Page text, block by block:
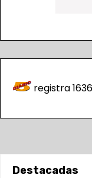
registra
Destacadas